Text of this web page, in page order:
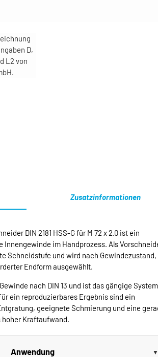
Zusatzinformationen
DIN 2181 HSS-G für M 72 x 2.0 ist ein
im Handprozess. Als
Schneidstufe und wird nach Gewindezustand,
Endform ausgewählt.
nach DIN 13 und ist das gängige
ein reproduzierbares Ergebnis sind ein
geeignete Schmierung und eine
Kraftaufwand.
Anwendung